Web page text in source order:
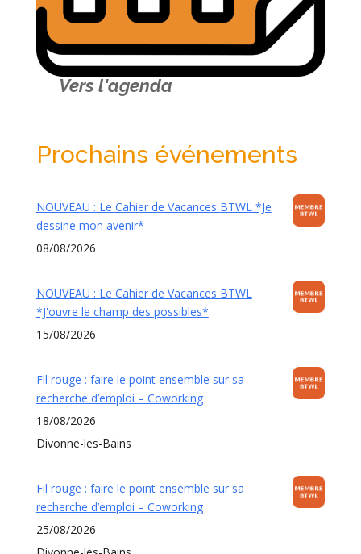
Vers l'agenda
Prochains événements
NOUVEAU : Le Cahier de Vacances BTWL *Je
dessine mon avenir*
08/08/2026
NOUVEAU : Le Cahier de Vacances BTWL
*J'ouvre le champ des possibles*
15/08/2026
Fil rouge : faire le point ensemble sur sa
recherche d’emploi – Coworking
18/08/2026
Divonne-les-Bains
Fil rouge : faire le point ensemble sur sa
recherche d’emploi – Coworking
25/08/2026